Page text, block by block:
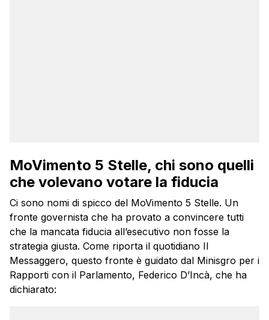
MoVimento 5 Stelle, chi sono quelli
che volevano votare la fiducia
Ci sono nomi di spicco del MoVimento 5 Stelle. Un
fronte governista che ha provato a convincere tutti
che la mancata fiducia all’esecutivo non fosse la
strategia giusta. Come riporta il quotidiano Il
Messaggero, questo fronte è guidato dal Minisgro per i
Rapporti con il Parlamento, Federico D’Incà, che ha
dichiarato: